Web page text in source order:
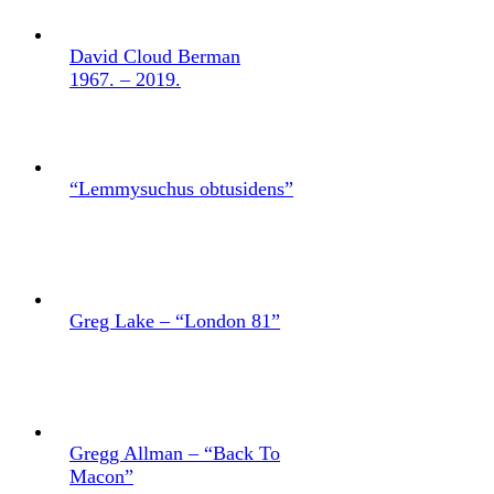
David Cloud Berman
1967. – 2019.
“Lemmysuchus obtusidens”
Greg Lake – “London 81”
Gregg Allman – “Back To
Macon”